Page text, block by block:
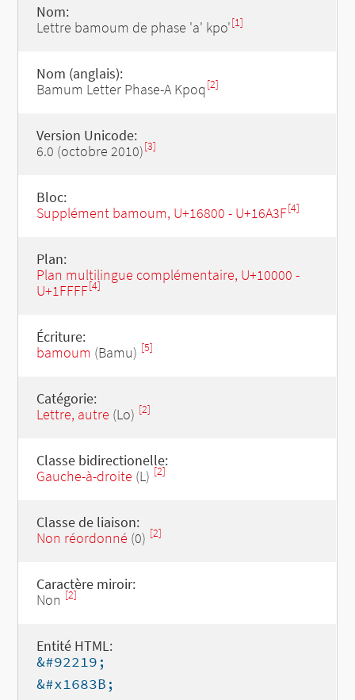
Nom:
Lettre bamoum de phase 'a' kpo'[1]
Nom (anglais):
Bamum Letter Phase-A Kpoq[2]
Version Unicode:
6.0 (octobre 2010)[3]
Bloc:
Supplément bamoum, U+16800 - U+16A3F[4]
Plan:
Plan multilingue complémentaire, U+10000 -
U+1FFFF[4]
Écriture:
bamoum (Bamu) [5]
Catégorie:
Lettre, autre (Lo) [2]
Classe bidirectionelle:
Gauche-à-droite (L) [2]
Classe de liaison:
Non réordonné (0) [2]
Caractère miroir:
Non [2]
Entité HTML:
&#92219;
&#x1683B;